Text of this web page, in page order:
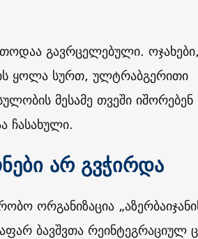
გავრცელებული. ოჯახები,
ყოლა სურთ, ულტრაბგერითი
მესამე თვეში
ჩასახული.
არ გვჭირდა
ორგანიზაცია
ბავშვთა რეინტეგრაციულ